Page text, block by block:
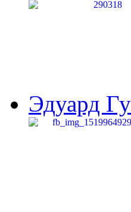
Эдуард